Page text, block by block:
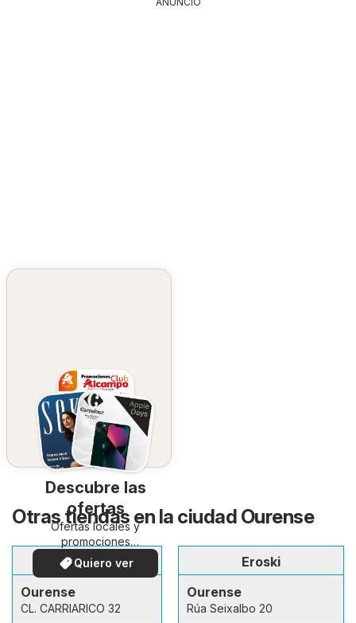
Descubre las
ofertas
Ofertas locales y
promociones
especiales.
Quiero ver
Otras tiendas en la ciudad Ourense
Dia
Ourense
CL. CARRIARICO 32
Eroski
Ourense
Rúa Seixalbo 20